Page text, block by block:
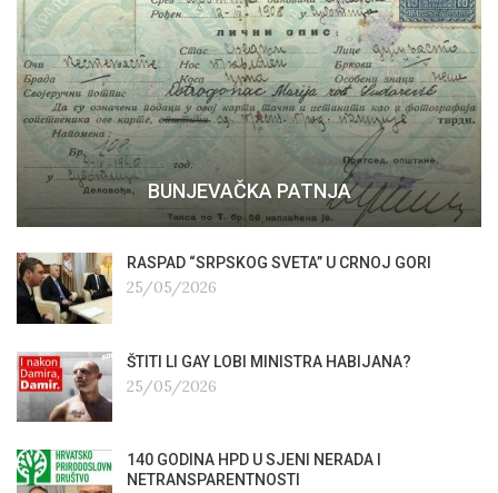
BUNJEVAČKA PATNJA
RASPAD “SRPSKOG SVETA” U CRNOJ GORI
25/05/2026
ŠTITI LI GAY LOBI MINISTRA HABIJANA?
25/05/2026
140 GODINA HPD U SJENI NERADA I
NETRANSPARENTNOSTI